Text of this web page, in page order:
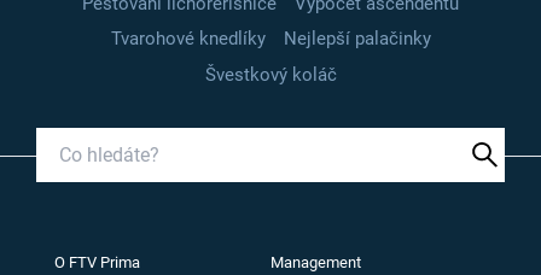
Tvarohové knedlíky
Nejlepší palačinky
Švestkový koláč
O FTV Prima Management